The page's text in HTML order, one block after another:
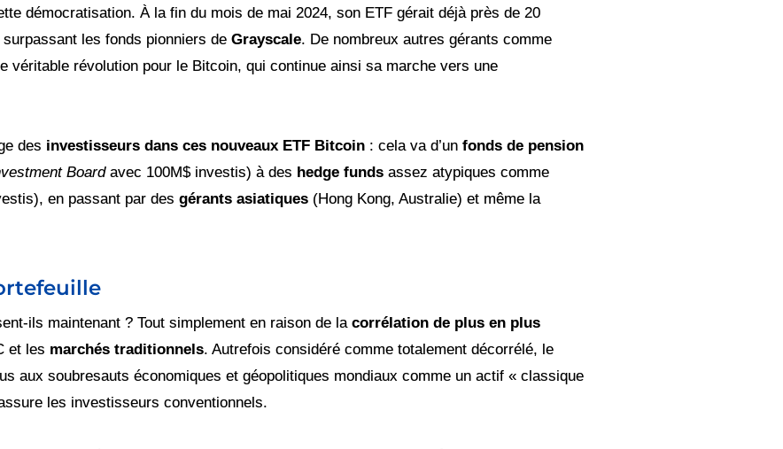
démocratisation. À la fin du mois de mai 2024, son ETF gérait déjà près de 20
les fonds pionniers de Grayscale. De nombreux autres gérants comme
véritable révolution pour le Bitcoin, qui continue ainsi sa marche vers une
des investisseurs dans ces nouveaux ETF Bitcoin : cela va d’un fonds de pension
Board avec 100M$ investis) à des hedge funds assez atypiques comme
en passant par des gérants asiatiques (Hong Kong, Australie) et même la
ils maintenant ? Tout simplement en raison de la corrélation de plus en plus
et les marchés traditionnels. Autrefois considéré comme totalement décorrélé, le
aux soubresauts économiques et géopolitiques mondiaux comme un actif « classique
les investisseurs conventionnels.